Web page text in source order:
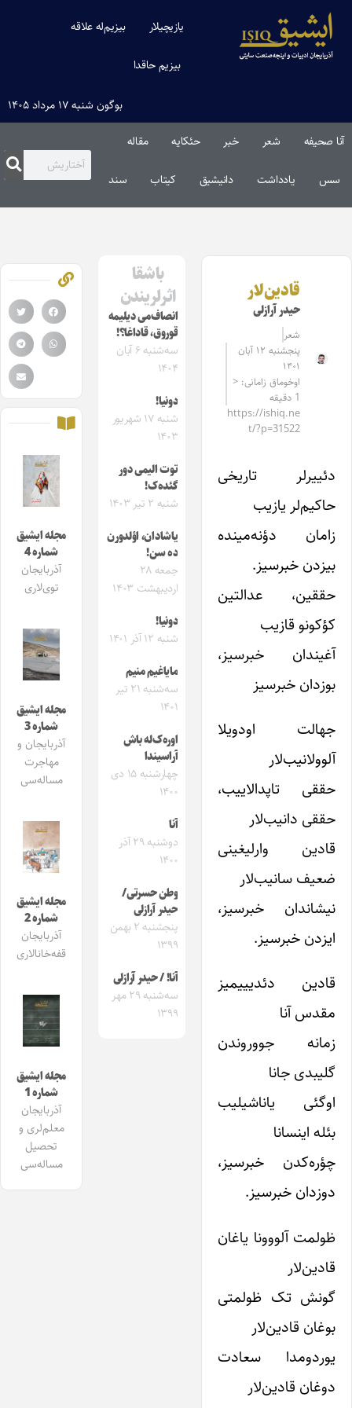
یازیچیلار بیزیم‌له علاقه
بیزیم حاقدا
بوگون شنبه ۱۷ مرداد ۱۴۰۵
آنا صحیفه شعر خبر حئکایه مقاله‌
سس یادداشت دانیشیق کیتاب سند
قادین‌لار
حیدر آرازلی
شعر
پنجشنبه ۱۲ آبان
۱۴۰۱
اوخوماق زامانی: <
1 دقیقه
https://ishiq.ne
t/?p=31522
دئییرلر تاریخی
حاکیم‌لر یازیب
زامان دؤنه‌مینده
بیزدن خبرسیز.
حققین، عدالتین
کؤکونو قازیب
آغیندان خبرسیز،
بوزدان خبرسیز
جهالت اودویلا
آلوولانیب‌لار
حققی تاپدالاییب،
حققی دانیب‌لار
قادین وارلیغینی
ضعیف سانیب‌لار
نیشاندان خبرسیز،
ایزدن خبرسیز.
قادین دئدیییمیز
مقدس آنا
زمانه جووروندن
گلیبدی جانا
اوگئی یاناشیلیب
بئله اینسانا
چؤره‌کدن خبرسیز،
دوزدان خبرسیز.
ظولمت آلووونا یاغان
قادین‌لار
گونش تک ظولمتی
بوغان قادین‌لار
یوردومدا سعادت
دوغان قادین‌لار
باشقا
اثرلریندن
انصاف‌می دیلیمه
قوروق، قاداغا؟!
سه‌شنبه ۶ آبان
۱۴۰۴
دونیا!
شنبه ۱۷ شهریور
۱۴۰۳
توت الیمی دور
گئده‌ک!
شنبه ۲ تیر ۱۴۰۳
یاشادان، اؤلدورن
‌ده سن!
جمعه ۲۸
اردیبهشت ۱۴۰۳
دونیا!
شنبه ۱۲ آذر ۱۴۰۱
مایاغیم منیم
سه‌شنبه ۲۱ تیر
۱۴۰۱
اوره‌ک‌له باش
آراسیندا
چهارشنبه ۱۵ دی
۱۴۰۰
آنا
دوشنبه ۲۹ آذر
۱۴۰۰
وطن حسرتی/
حیدر آرازلی
پنجشنبه ۲ بهمن
۱۳۹۹
آنا! / حیدر آرازلی
سه‌شنبه ۲۹ مهر
۱۳۹۹
مجله ایشیق
شماره 4
آذربایجان
توی‌لاری
مجله ایشیق
شماره 3
آذربایجان و
مهاجرت
مساله‌سی
مجله ایشیق
شماره 2
آذربایجان
قفه‌خانالاری
مجله ایشیق
شماره 1
آذربایجان
معلم‌لری و
تحصیل
مساله‌سی